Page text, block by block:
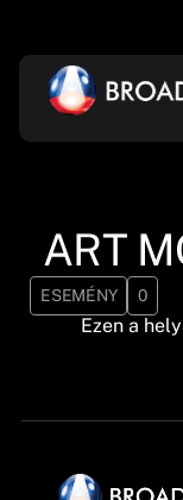
ART
ESEMÉNY 0
Ezen a